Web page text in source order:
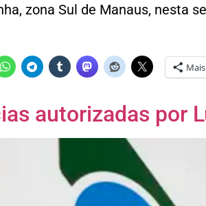
zona Sul de Manaus, nesta
Mais
autorizadas por